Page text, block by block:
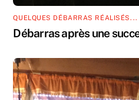
QUELQUES DÉBARRAS RÉALISÉS...
Débarras après une